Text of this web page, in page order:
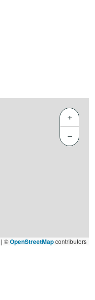
+
−
| ©OpenStreetMapcontributors